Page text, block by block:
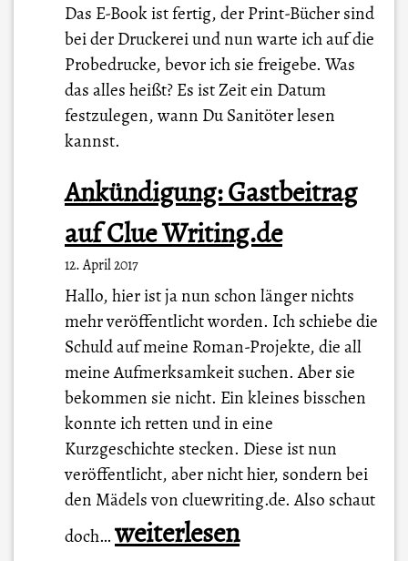
Das E-Book ist fertig, der Print-Bücher sind
bei der Druckerei und nun warte ich auf die
Probedrucke, bevor ich sie freigebe. Was
das alles heißt? Es ist Zeit ein Datum
festzulegen, wann Du Sanitöter lesen
kannst.
Ankündigung: Gastbeitrag
auf Clue Writing.de
12. April 2017
Hallo, hier ist ja nun schon länger nichts
mehr veröffentlicht worden. Ich schiebe die
Schuld auf meine Roman-Projekte, die all
meine Aufmerksamkeit suchen. Aber sie
bekommen sie nicht. Ein kleines bisschen
konnte ich retten und in eine
Kurzgeschichte stecken. Diese ist nun
veröffentlicht, aber nicht hier, sondern bei
den Mädels von cluewriting.de. Also schaut
doch…A
weiterlesen